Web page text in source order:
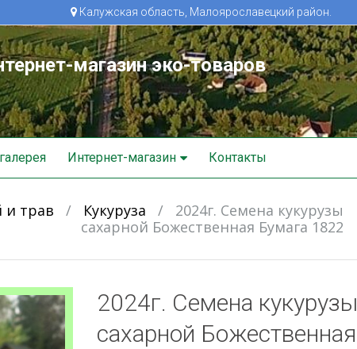
Калужская область, Малоярославецкий район.
магазин эко-товаров
Интернет-магазин Контакты
и трав / Кукуруза /
2024г. Семена кукурузы
сахарной Божественная Бумага 1822
2024г. Семена кукурузы
сахарной Божественная